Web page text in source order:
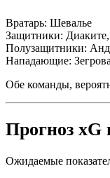
Вратарь: Шевалье
Защитники:
Полузащитники:
Нападающие:
Обе команды,
Прогноз xG
Ожидаемые